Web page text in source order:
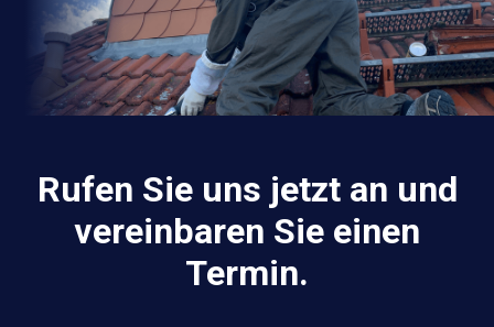
Rufen Sie uns jetzt an und
vereinbaren Sie einen
Termin.